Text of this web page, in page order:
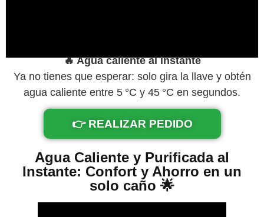
🔥 Agua caliente al instante
Ya no tienes que esperar: solo gira la llave y obtén
agua caliente entre 5 °C y 45 °C en segundos.
👉 REALIZAR PEDIDO
Agua Caliente y Purificada al
Instante: Confort y Ahorro en un
solo caño 🌟